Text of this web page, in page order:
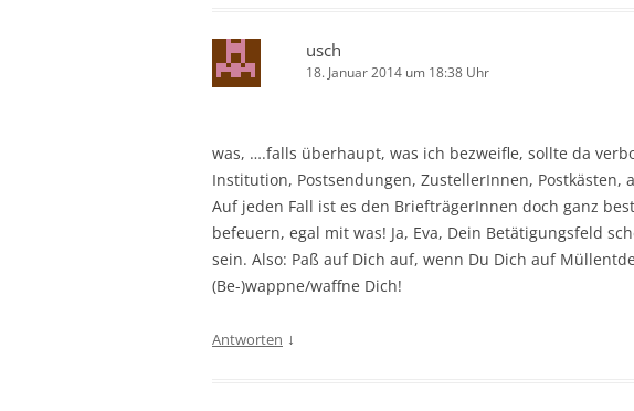
usch
18. Januar 2014 um 18:38 Uhr
was, ….falls überhaupt, was ich bezweifle, sollte da
Institution, Postsendungen, ZustellerInnen, Postkästen,
Auf jeden Fall ist es den BriefträgerInnen doch ganz
befeuern, egal mit was! Ja, Eva, Dein Betätigungsfeld
sein. Also: Paß auf Dich auf, wenn Du Dich auf
(Be-)wappne/waffne Dich!
Antworten ↓